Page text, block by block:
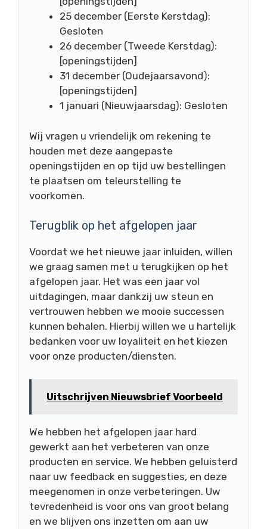
25 december (Eerste Kerstdag):
Gesloten
26 december (Tweede Kerstdag):
[openingstijden]
31 december (Oudejaarsavond):
[openingstijden]
1 januari (Nieuwjaarsdag): Gesloten
Wij vragen u vriendelijk om rekening te
houden met deze aangepaste
openingstijden en op tijd uw bestellingen
te plaatsen om teleurstelling te
voorkomen.
Terugblik op het afgelopen jaar
Voordat we het nieuwe jaar inluiden, willen
we graag samen met u terugkijken op het
afgelopen jaar. Het was een jaar vol
uitdagingen, maar dankzij uw steun en
vertrouwen hebben we mooie successen
kunnen behalen. Hierbij willen we u hartelijk
bedanken voor uw loyaliteit en het kiezen
voor onze producten/diensten.
Uitschrijven Nieuwsbrief Voorbeeld
We hebben het afgelopen jaar hard
gewerkt aan het verbeteren van onze
producten en service. We hebben geluisterd
naar uw feedback en suggesties, en deze
meegenomen in onze verbeteringen. Uw
tevredenheid is voor ons van groot belang
en we blijven ons inzetten om aan uw